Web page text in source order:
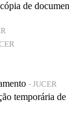
de
- JUCER
temporária de